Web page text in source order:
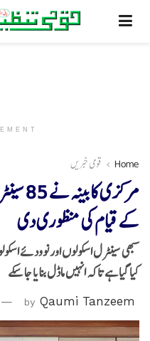
Home قومی خبریں
کے قیام کی منظوری دی
سبھی سینٹرل اسکولوں اور نوودئے
کیا گیا ہے تاکہ انہیں ماڈل بنایا جا سکے
by Qaumi Tanzeem